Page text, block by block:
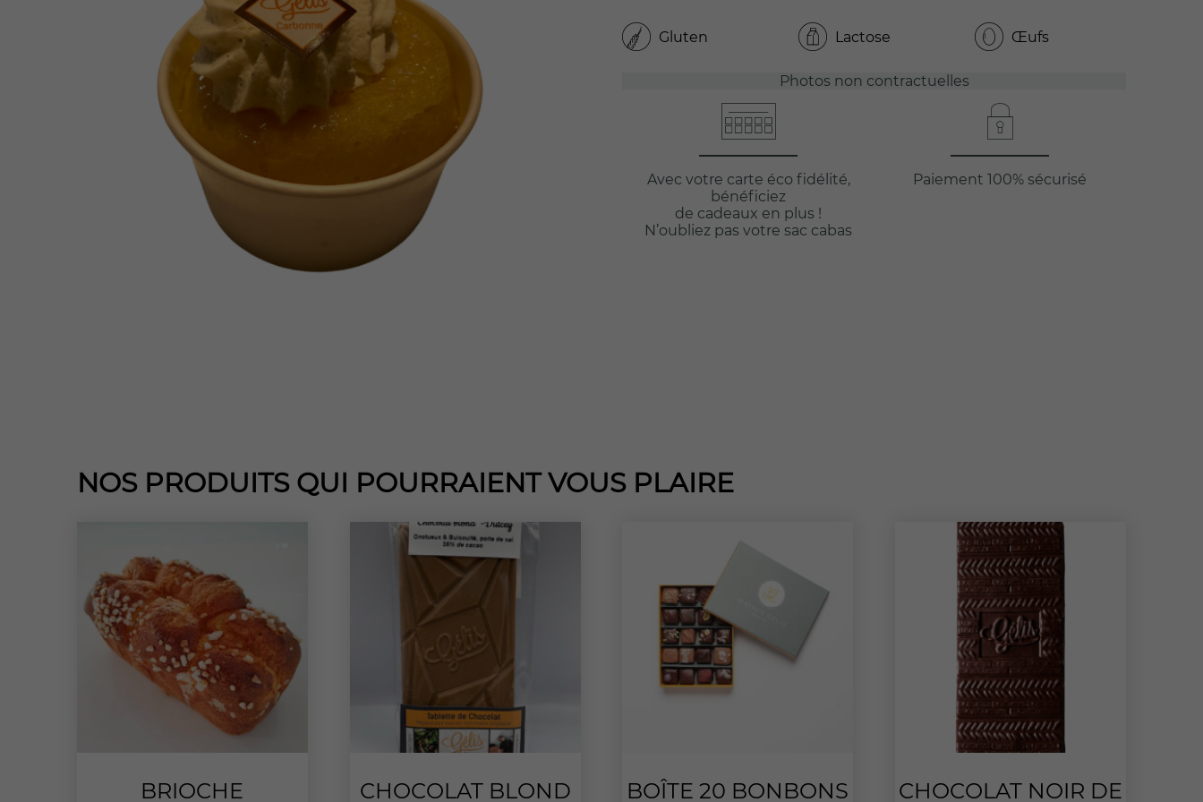
Gluten Lactose Œufs
Photos non contractuelles
Avec votre carte éco fidélité,
bénéficiez
de cadeaux en plus !
N’oubliez pas votre sac cabas
Paiement 100% sécurisé
NOS PRODUITS QUI POURRAIENT VOUS PLAIRE
BRIOCHE CHOCOLAT BLOND
BOÎTE 20 BONBONS
CHOCOLAT NOIR DE